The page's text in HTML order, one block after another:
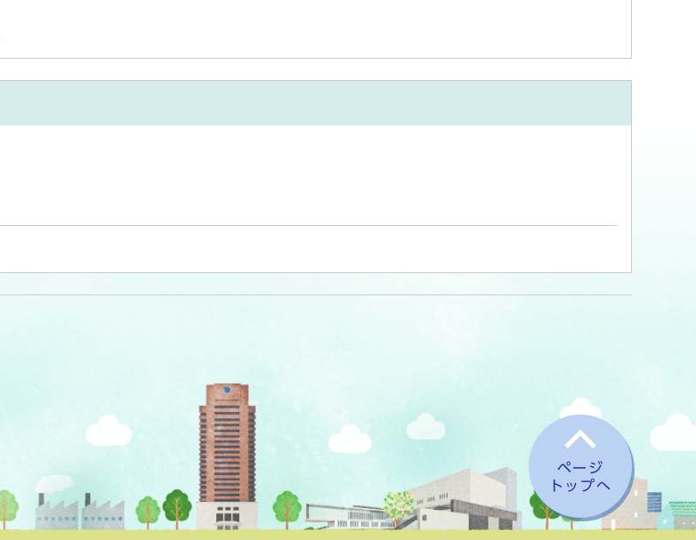
ページ
トップへ